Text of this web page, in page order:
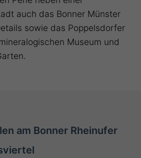
auch das Bonner Münster
sowie das Poppelsdorfer
Museum und
am Bonner Rheinufer